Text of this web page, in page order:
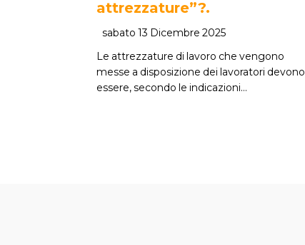
attrezzature”?.
sabato 13 Dicembre 2025
Le attrezzature di lavoro che vengono
messe a disposizione dei lavoratori devono
essere, secondo le indicazioni…